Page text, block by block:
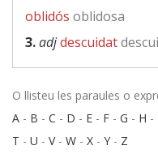
oblidós oblidosa
3.adjdescuidat
O llisteu les paraules o
A - B - C - D - E - F - G - H -
T - U - V- W - X - Y - Z